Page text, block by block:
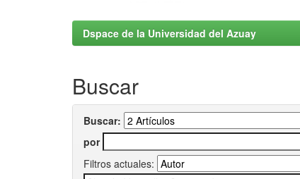
Dspace de la Universidad del Azuay
Buscar
Buscar:
por
Filtros actuales: